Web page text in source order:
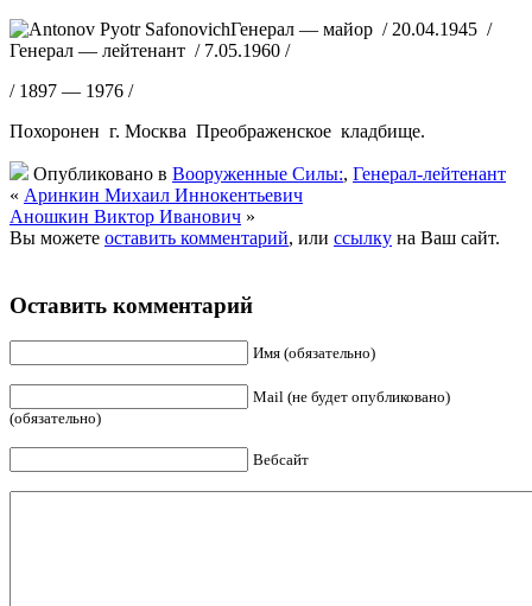
Генерал — майор / 20.04.1945 /
Генерал — лейтенант / 7.05.1960 /
/ 1897 — 1976 /
Похоронен г. Москва Преображенское кладбище.
Опубликовано в Вооруженные Силы:, Генерал-лейтенант
« Аринкин Михаил Иннокентьевич
Аношкин Виктор Иванович »
Вы можете оставить комментарий, или ссылку на Ваш сайт.
Оставить комментарий
Имя (обязательно)
Mail (не будет опубликовано)
(обязательно)
Вебсайт